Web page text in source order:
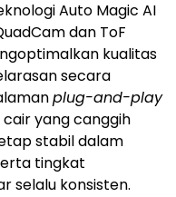
Auto Magic AI
dan ToF
kualitas
secara
plug-and-play
yang canggih
stabil dalam
tingkat
selalu konsisten.